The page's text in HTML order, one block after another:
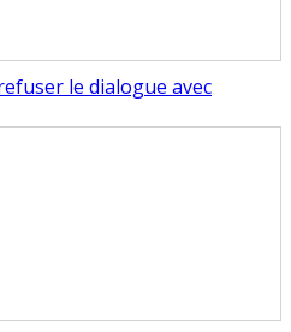
le dialogue avec